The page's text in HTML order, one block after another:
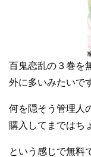
百鬼恋乱の３巻を
外に多いみたいで
何を隠そう管理人
購入してまではち
という感じで無料